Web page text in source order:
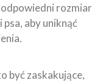
rozmiar
psa, aby uniknąć
być zaskakujące,